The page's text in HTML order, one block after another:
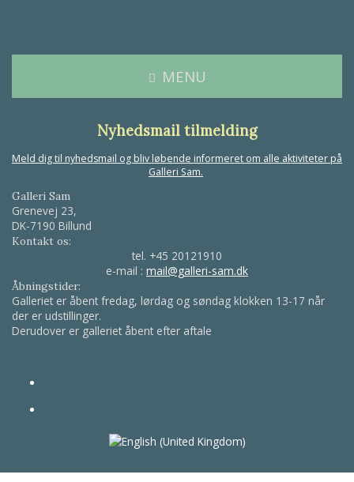
MENU
Nyhedsmail tilmelding
Meld dig til nyhedsmail og bliv løbende informeret om alle aktiviteter på
Galleri Sam.
Galleri Sam
Grenevej 23,
DK-7190 Billund
Kontakt os:
tel. +45 20121910
e-mail : mail@galleri-sam.dk
Åbningstider:
Galleriet er åbent fredag, lørdag og søndag klokken 13-17 når
der er udstillinger.
Derudover er galleriet åbent efter aftale